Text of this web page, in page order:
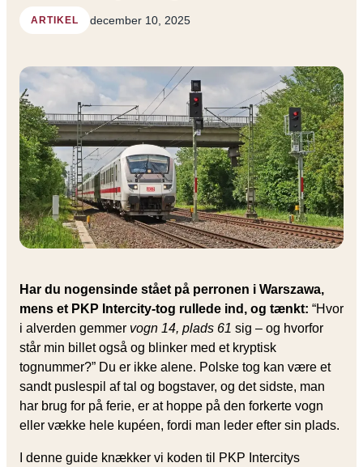
ARTIKEL december 10, 2025
Har du nogensinde stået på perronen i Warszawa,
mens et PKP Intercity-tog rullede ind, og tænkt: “Hvor
i alverden gemmer vogn 14, plads 61 sig – og hvorfor
står min billet også og blinker med et kryptisk
tognummer?” Du er ikke alene. Polske tog kan være et
sandt puslespil af tal og bogstaver, og det sidste, man
har brug for på ferie, er at hoppe på den forkerte vogn
eller vække hele kupéen, fordi man leder efter sin plads.
I denne guide knækker vi koden til PKP Intercitys